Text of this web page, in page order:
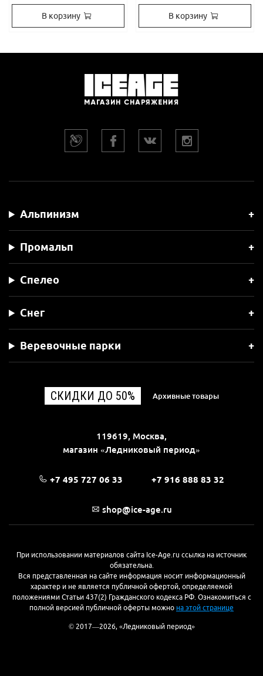
В корзину В корзину
Альпинизм
Промальп
Спелео
Снег
Веревочные парки
СКИДКИ ДО 50% Архивные товары
119619, Москва,
магазин «Ледниковый период»
+7 495 727 06 33 +7 916 888 83 32
shop@ice-age.ru
При использовании материалов сайта Ice-Age.ru ссылка на источник
обязательна.
Вся представленная на сайте информация носит информационный
характер и не является публичной офертой, определяемой
положениями Статьи 437(2) Гражданского кодекса РФ. Ознакомиться с
полной версией публичной оферты можно на этой странице
© 2017—2026, «Ледниковый период»